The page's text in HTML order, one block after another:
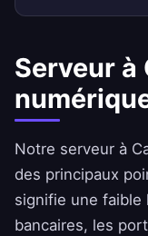
Serveur à
Notre serveur à
des principaux
signifie une faible
bancaires, les